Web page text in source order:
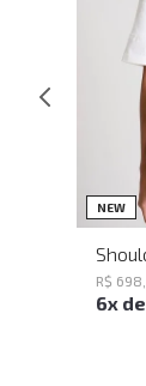
NEW
R$ 698
6x de